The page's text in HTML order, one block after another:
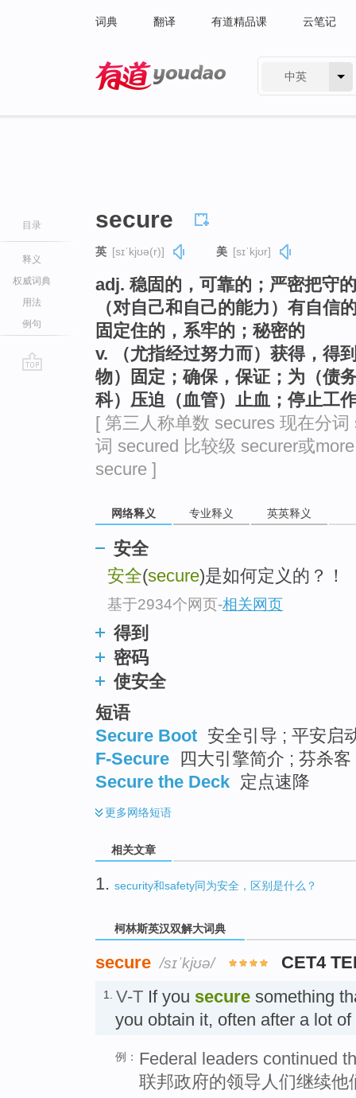
词典 翻译 有道精品课 云笔记
中英
目录
释义
权威词典
用法
例句
secure
英 [sɪˈkjʊə(r)] 美 [sɪˈkjʊr]
adj. 稳固的，可靠的；严密把守
（对自己和自己的能力）有自信
固定住的，系牢的；秘密的
v. （尤指经过努力而）获得，得
物）固定；确保，保证；为（债
科）压迫（血管）止血；停止工
[ 第三人称单数 secures 现在分
词 secured 比较级 securer或
secure ]
网络释义 专业释义 英英释义
安全
安全(secure)是如何定义的？！
基于2934个网页-相关网页
得到
密码
使安全
短语
Secure Boot 安全引导 ; 平安启
F-Secure 四大引擎简介 ; 芬杀
Secure the Deck 定点速降
更多网络短语
相关文章
1. security和safety同为安全，区别是什么？
柯林斯英汉双解大词典
secure /sɪˈkjʊə/ CET4
1. V-T If you secure something
you obtain it, often after a lot
例： Federal leaders continued
联邦政府的领导人们继续他